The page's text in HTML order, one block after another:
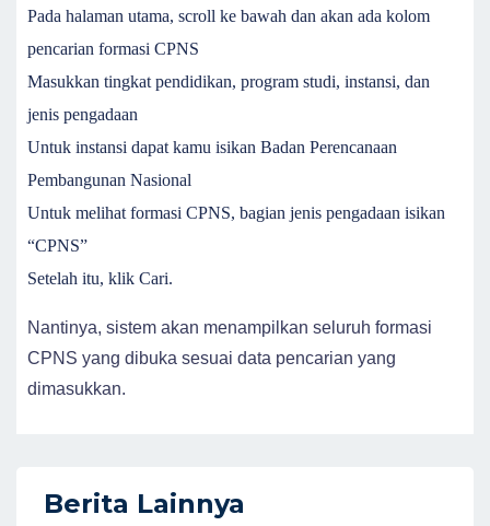
Pada halaman utama, scroll ke bawah dan akan ada kolom
pencarian formasi CPNS
Masukkan tingkat pendidikan, program studi, instansi, dan
jenis pengadaan
Untuk instansi dapat kamu isikan Badan Perencanaan
Pembangunan Nasional
Untuk melihat formasi CPNS, bagian jenis pengadaan isikan
“CPNS”
Setelah itu, klik Cari.
Nantinya, sistem akan menampilkan seluruh formasi
CPNS yang dibuka sesuai data pencarian yang
dimasukkan.
Berita Lainnya